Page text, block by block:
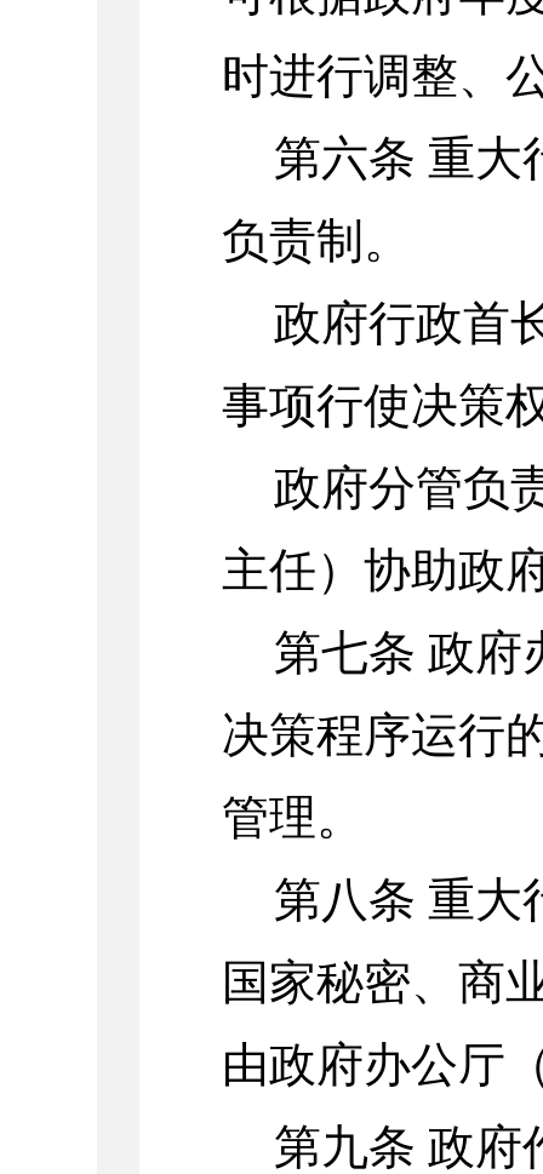
时进行调整、
第六条 重大
负责制。
政府行政首
事项行使决策
政府分管负
主任）协助政
第七条 政府
决策程序运行
管理。
第八条 重大
国家秘密、商
由政府办公厅
第九条 政府